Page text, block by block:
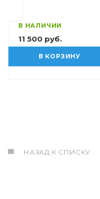
В НАЛИЧИИ
11 500 руб.
В КОРЗИНУ
НАЗАД К СПИСКУ